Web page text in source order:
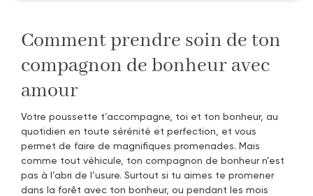
Comment prendre soin de ton
compagnon de bonheur avec
amour
Votre poussette t’accompagne, toi et ton bonheur, au
quotidien en toute sérénité et perfection, et vous
permet de faire de magnifiques promenades. Mais
comme tout véhicule, ton compagnon de bonheur n’est
pas à l’abri de l’usure. Surtout si tu aimes te promener
dans la forêt avec ton bonheur, ou pendant les mois